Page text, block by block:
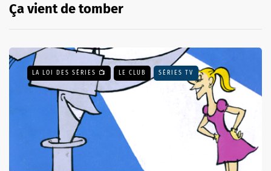
Ça vient de tomber
LA LOI DES SÉRIES 📺 LE CLUB SÉRIES TV